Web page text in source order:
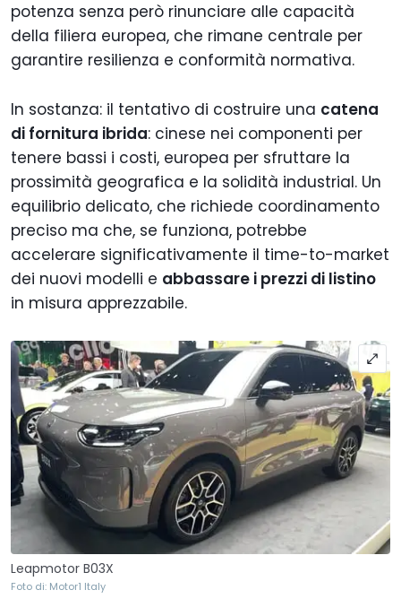
potenza senza però rinunciare alle capacità
della filiera europea, che rimane centrale per
garantire resilienza e conformità normativa.
In sostanza: il tentativo di costruire una catena
di fornitura ibrida: cinese nei componenti per
tenere bassi i costi, europea per sfruttare la
prossimità geografica e la solidità industrial. Un
equilibrio delicato, che richiede coordinamento
preciso ma che, se funziona, potrebbe
accelerare significativamente il time-to-market
dei nuovi modelli e abbassare i prezzi di listino
in misura apprezzabile.
Leapmotor B03X
Foto di: Motor1 Italy